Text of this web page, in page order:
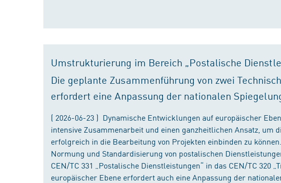
Umstrukturierung im Bereich „Postalische
Die geplante Zusammenführung von zwei
erfordert eine Anpassung der nationalen
( 2026-06-23 ) Dynamische Entwicklungen auf europäischer
intensive Zusammenarbeit und einen ganzheitlichen Ansatz,
erfolgreich in die Bearbeitung von Projekten einbinden zu
Normung und Standardisierung von postalischen
CEN/TC 331 „Postalische Dienstleistungen“ in das CEN/TC 320
europäischer Ebene erfordert auch eine Anpassung der